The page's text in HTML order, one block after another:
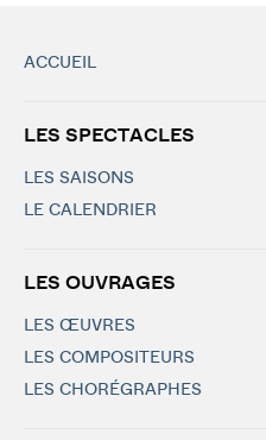
ACCUEIL
LES SPECTACLES
LES SAISONS
LE CALENDRIER
LES OUVRAGES
LES ŒUVRES
LES COMPOSITEURS
LES CHORÉGRAPHES